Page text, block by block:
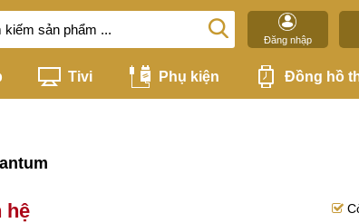
Đăng nhập
Tivi Phụ kiện Đồng hồ
hệ